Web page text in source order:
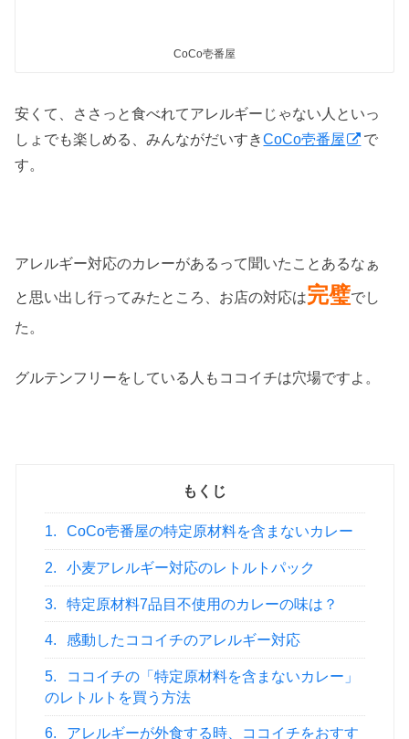
CoCo壱番屋
安くて、ささっと食べれてアレルギーじゃない人といっ
しょでも楽しめる、みんながだいすきCoCo壱番屋
で
す。
アレルギー対応のカレーがあるって聞いたことあるなぁ
と思い出し行ってみたところ、お店の対応は完璧でし
た。
グルテンフリーをしている人もココイチは穴場ですよ。
もくじ
1. CoCo壱番屋の特定原材料を含まないカレー
2. 小麦アレルギー対応のレトルトパック
3. 特定原材料7品目不使用のカレーの味は？
4. 感動したココイチのアレルギー対応
5.
ココイチの「特定原材料を含まないカレー」
のレトルトを買う方法
6.
アレルギーが外食する時、ココイチをおすす